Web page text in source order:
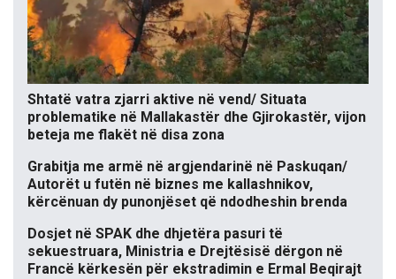
Shtatë vatra zjarri aktive në vend/ Situata
problematike në Mallakastër dhe Gjirokastër, vijon
beteja me flakët në disa zona
Grabitja me armë në argjendarinë në Paskuqan/
Autorët u futën në biznes me kallashnikov,
kërcënuan dy punonjëset që ndodheshin brenda
Dosjet në SPAK dhe dhjetëra pasuri të
sekuestruara, Ministria e Drejtësisë dërgon në
Francë kërkesën për ekstradimin e Ermal Beqirajt